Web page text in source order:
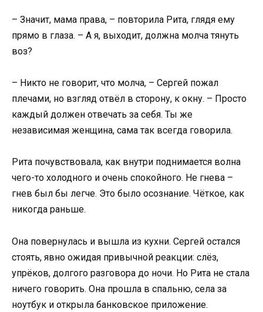
– Значит, мама права, – повторила Рита, глядя ему
прямо в глаза. – А я, выходит, должна молча тянуть
воз?
– Никто не говорит, что молча, – Сергей пожал
плечами, но взгляд отвёл в сторону, к окну. – Просто
каждый должен отвечать за себя. Ты же
независимая женщина, сама так всегда говорила.
Рита почувствовала, как внутри поднимается волна
чего-то холодного и очень спокойного. Не гнева –
гнев был бы легче. Это было осознание. Чёткое, как
никогда раньше.
Она повернулась и вышла из кухни. Сергей остался
стоять, явно ожидая привычной реакции: слёз,
упрёков, долгого разговора до ночи. Но Рита не стала
ничего говорить. Она прошла в спальню, села за
ноутбук и открыла банковское приложение.